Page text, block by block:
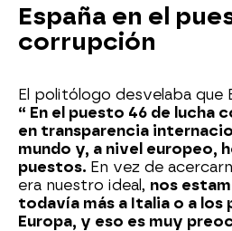
España en el
corrupción
El politólogo desvelaba que
“ En el puesto 46 de lucha
en transparencia
mundo y, a nivel europeo,
puestos. En vez de
era nuestro ideal, nos
todavía más a Italia o a los
Europa, y eso es muy